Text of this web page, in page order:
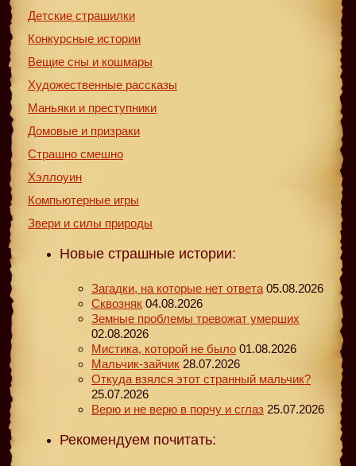
Детские страшилки
Конкурсные истории
Вещие сны и кошмары
Художественные рассказы
Маньяки и преступники
Домовые и призраки
Страшно смешно
Хэллоуин
Компьютерные игры
Звери и силы природы
Новые страшные истории:
Загадки, на которые нет ответа 05.08.2026
Сквозняк 04.08.2026
Земные проблемы тревожат умерших
02.08.2026
Мистика, которой не было 01.08.2026
Мальчик-зайчик 28.07.2026
Откуда взялся этот странный мальчик?
25.07.2026
Верю и не верю в порчу и сглаз 25.07.2026
Рекомендуем почитать: